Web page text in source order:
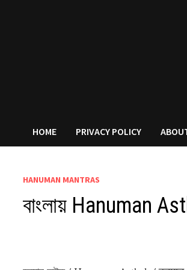
HOME PRIVACY POLICY
HANUMAN MANTRAS
বাংলায় Hanuman